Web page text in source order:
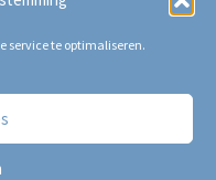
service te optimaliseren.